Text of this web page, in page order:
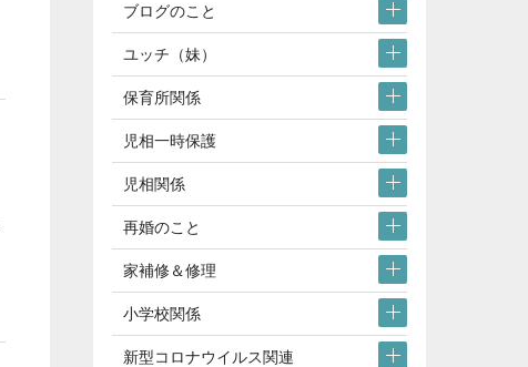
ブログのこと
ユッチ（妹）
保育所関係
児相一時保護
児相関係
再婚のこと
家補修＆修理
小学校関係
新型コロナウイルス関連